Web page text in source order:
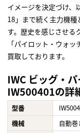
イメージを決定づけ、
18」まで続く主力機種
す。歴史を感じさせる
「パイロット・ウォ
買取しております。
IWC ビッグ・
IW500401の詳
型番
機械
自動巻